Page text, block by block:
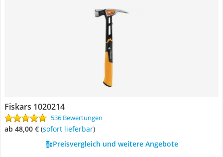
Fiskars 1020214
536 Bewertungen
ab 48,00 € ( Sofort lieferbar)
Preisvergleich und weitere Angebote